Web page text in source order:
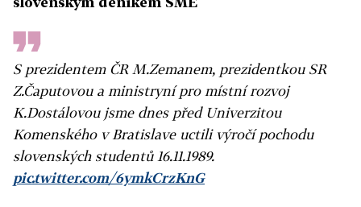
S prezidentem ČR M.Zemanem, prezidentkou SR
Z.Čaputovou a ministryní pro místní rozvoj
K.Dostálovou jsme dnes před Univerzitou
Komenského v Bratislave uctili výročí pochodu
slovenských studentů 16.11.1989.
pic.twitter.com/6ymkCrzKnG